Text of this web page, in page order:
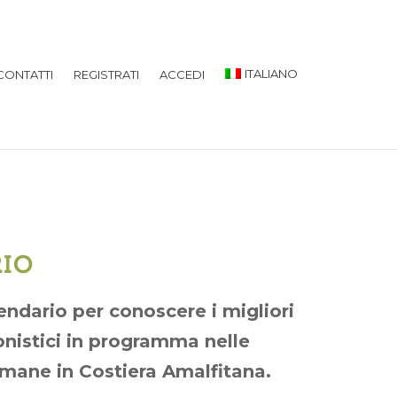
REGISTRATI ACCEDI ITALIANO
per conoscere i migliori
in programma nelle
in Costiera Amalfitana.